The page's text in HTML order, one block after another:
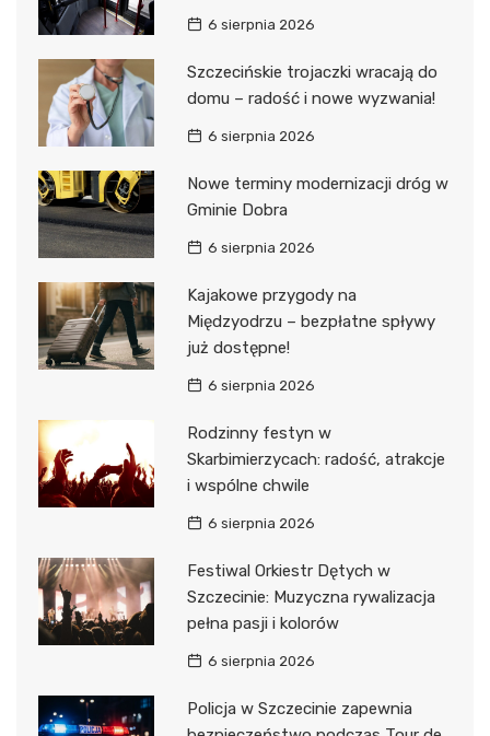
6 sierpnia 2026
Szczecińskie trojaczki wracają do
domu – radość i nowe wyzwania!
6 sierpnia 2026
Nowe terminy modernizacji dróg w
Gminie Dobra
6 sierpnia 2026
Kajakowe przygody na
Międzyodrzu – bezpłatne spływy
już dostępne!
6 sierpnia 2026
Rodzinny festyn w
Skarbimierzycach: radość, atrakcje
i wspólne chwile
6 sierpnia 2026
Festiwal Orkiestr Dętych w
Szczecinie: Muzyczna rywalizacja
pełna pasji i kolorów
6 sierpnia 2026
Policja w Szczecinie zapewnia